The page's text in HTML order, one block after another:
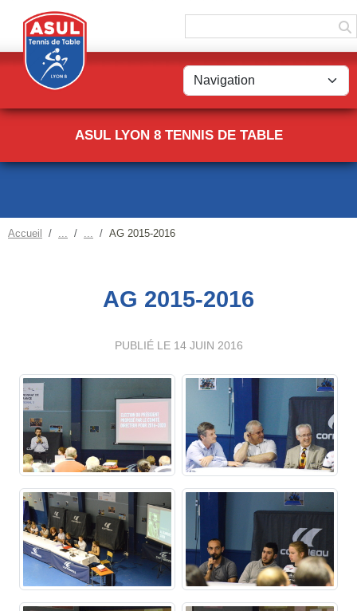
ASUL LYON 8 TENNIS DE TABLE
Accueil AG 2015-2016
AG 2015-2016
PUBLIÉ LE 14 JUIN 2016
Panneau de gestion des cookies